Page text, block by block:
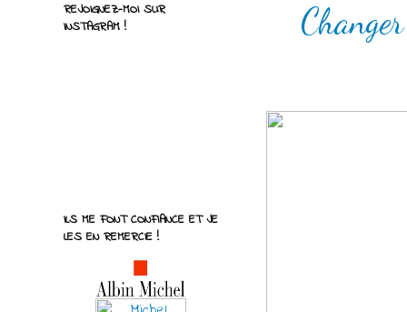
REJOIGNEZ-MOI SUR
INSTAGRAM !
ILS ME FONT CONFIANCE ET JE
LES EN REMERCIE !